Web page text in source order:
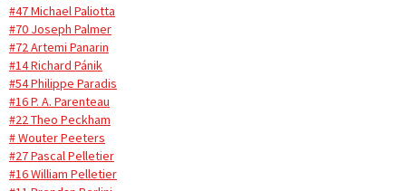
#47 Michael Paliotta
#70 Joseph Palmer
#72 Artemi Panarin
#14 Richard Pánik
#54 Philippe Paradis
#16 P. A. Parenteau
#22 Theo Peckham
# Wouter Peeters
#27 Pascal Pelletier
#16 William Pelletier